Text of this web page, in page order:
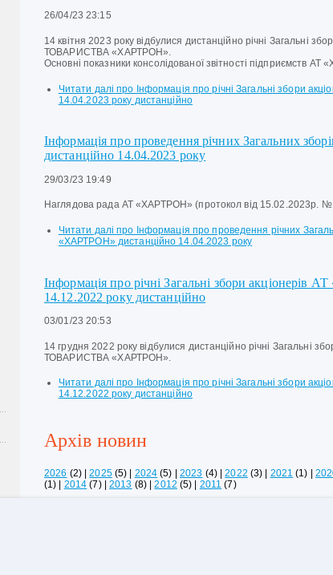
26/04/23 23:15
14 квітня 2023 року відбулися дистанційно річні Загальні
ТОВАРИСТВА «ХАРТРОН».
Основні показники консолідованої звітності підприємств АТ
Читати далі про Інформація про річні Загальні збори
14.04.2023 року дистанційно
Інформація про проведення річних Загальних
дистанційно 14.04.2023 року
29/03/23 19:49
Наглядова рада АТ «ХАРТРОН» (протокол від 15.02.2023р.
Читати далі про Інформація про проведення річних
«ХАРТРОН» дистанційно 14.04.2023 року
Інформація про річні Загальні збори акціонерів
14.12.2022 року дистанційно
03/01/23 20:53
14 грудня 2022 року відбулися дистанційно річні Загальні
ТОВАРИСТВА «ХАРТРОН».
Читати далі про Інформація про річні Загальні збори
14.12.2022 року дистанційно
Архів новин
2026 (2) |2025(5) 2024 (5) 2023 (4) |2022 (3) 2021 (1)
(1)
2014 (7) |2013 (8) |2012 (5) 2011 (7)